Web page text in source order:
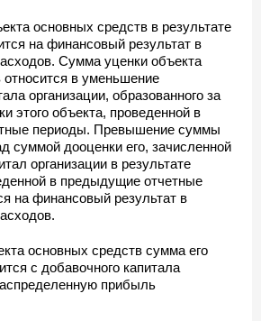
основных средств в результате
на финансовый результат в
Сумма уценки объекта
в уменьшение
организации, образованного за
этого объекта, проведенной в
периоды. Превышение суммы
суммой дооценки его, зачисленной
организации в результате
в предыдущие отчетные
на финансовый результат в
основных средств сумма его
с добавочного капитала
прибыль